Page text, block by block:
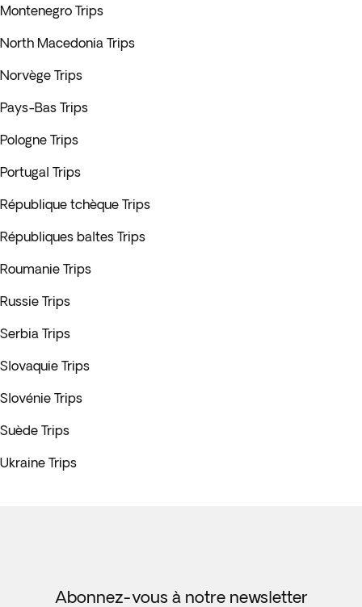
Montenegro Trips
North Macedonia Trips
Norvège Trips
Pays-Bas Trips
Pologne Trips
Portugal Trips
République tchèque Trips
Républiques baltes Trips
Roumanie Trips
Russie Trips
Serbia Trips
Slovaquie Trips
Slovénie Trips
Suède Trips
Ukraine Trips
Abonnez-vous à notre newsletter